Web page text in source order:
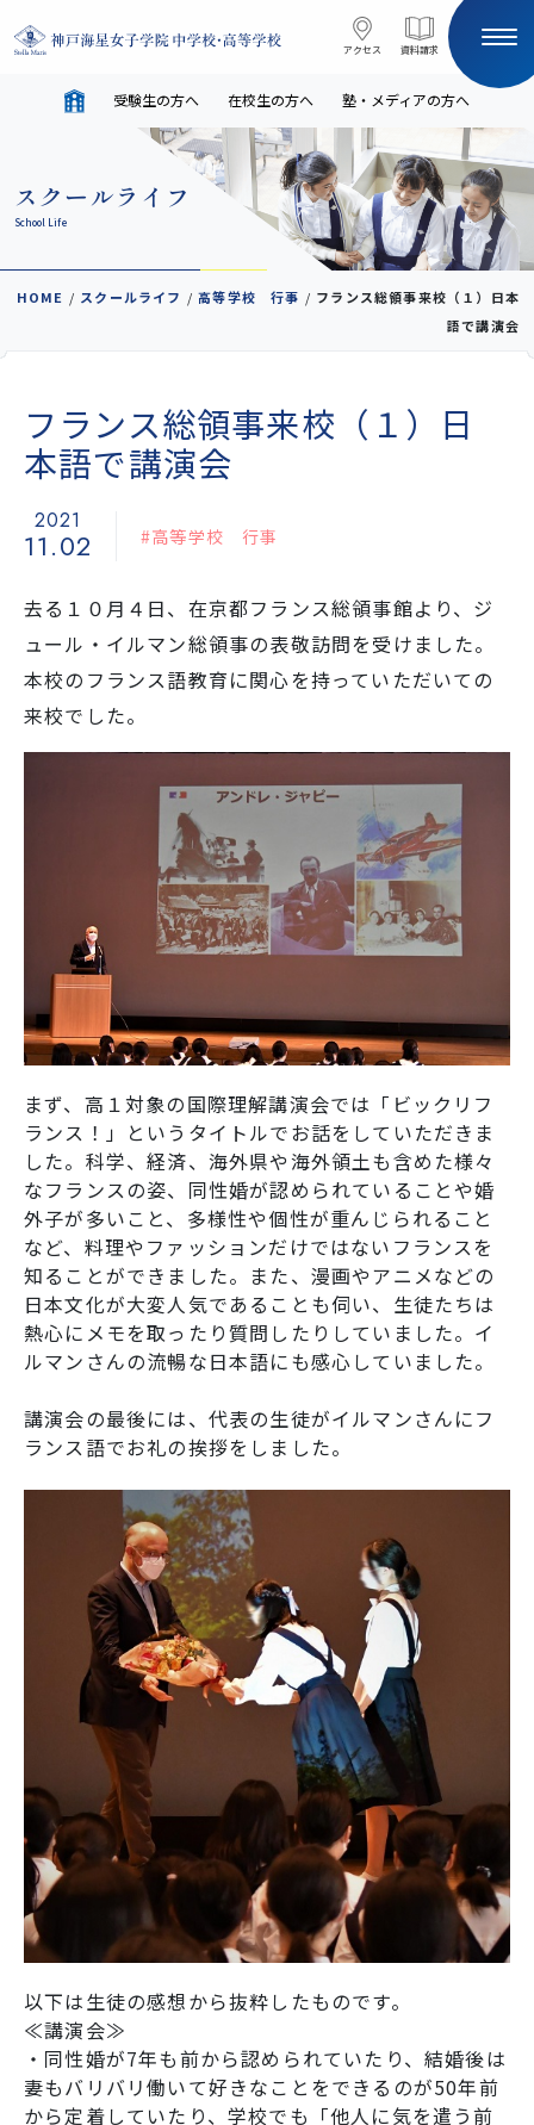
アクセス 資料請求
アクセス 資料請求
HOME
受験生の方へ 在校生の方へ
学校案内
教育と進路
学校生活
入試情報
スクールライフ
交通アクセス お問い合わせ
利用規約・免責事項
採用情報
@kobe_kaisei
受験生の方へ 在校生の方へ 塾・メディアの方へ
スクールライフ
School Life
HOME / スクールライフ / 高等学校 行事 / フランス総領事来校（１）日本
語で講演会
フランス総領事来校（１）日
本語で講演会
2021
11.02 #高等学校 行事
去る１０月４日、在京都フランス総領事館より、ジ
ュール・イルマン総領事の表敬訪問を受けました。
本校のフランス語教育に関心を持っていただいての
来校でした。
まず、高１対象の国際理解講演会では「ビックリフ
ランス！」というタイトルでお話をしていただきま
した。科学、経済、海外県や海外領土も含めた様々
なフランスの姿、同性婚が認められていることや婚
外子が多いこと、多様性や個性が重んじられること
など、料理やファッションだけではないフランスを
知ることができました。また、漫画やアニメなどの
日本文化が大変人気であることも伺い、生徒たちは
熱心にメモを取ったり質問したりしていました。イ
ルマンさんの流暢な日本語にも感心していました。
講演会の最後には、代表の生徒がイルマンさんにフ
ランス語でお礼の挨拶をしました。
以下は生徒の感想から抜粋したものです。
≪講演会≫
・同性婚が7年も前から認められていたり、結婚後は
妻もバリバリ働いて好きなことをできるのが50年前
から定着していたり、学校でも「他人に気を遣う前